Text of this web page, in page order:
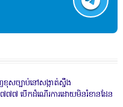
ច្បាប់នៅសង្កាត់សឹ្ចង
៧ បើកដំណើរការដោយមិនរំខានដែន